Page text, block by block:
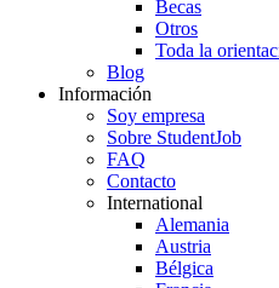
Becas
Otros
Toda la
Blog
Información
Soy empresa
Sobre StudentJob
FAQ
Contacto
International
Alemania
Austria
Bélgica